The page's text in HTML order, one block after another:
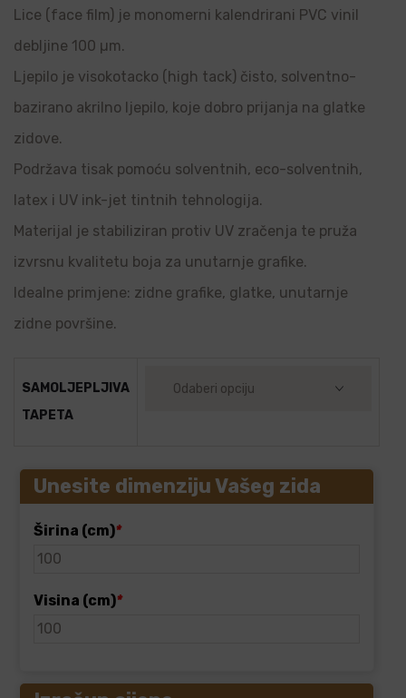
Lice (face film) je monomerni kalendrirani PVC vinil
debljine 100 µm.
Ljepilo je visokotacko (high tack) čisto, solventno-
bazirano akrilno ljepilo, koje dobro prijanja na glatke
zidove.
Podržava tisak pomoću solventnih, eco-solventnih,
latex i UV ink-jet tintnih tehnologija.
Materijal je stabiliziran protiv UV zračenja te pruža
izvrsnu kvalitetu boja za unutarnje grafike.
Idealne primjene: zidne grafike, glatke, unutarnje
zidne površine.
SAMOLJEPLJIVA
TAPETA
Unesite dimenziju Vašeg zida
Širina (cm)*
Visina (cm)*